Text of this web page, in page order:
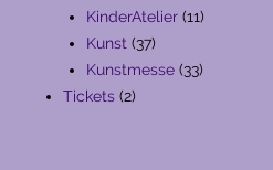
Produkte
KinderAtelier 1111
Kunst 3737
Produkte
Kunstmesse 3333
Tickets 22